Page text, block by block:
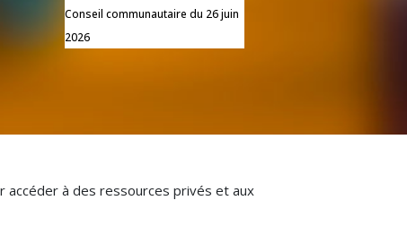
Conseil communautaire du 26 juin
2026
accéder à des ressources privés et aux